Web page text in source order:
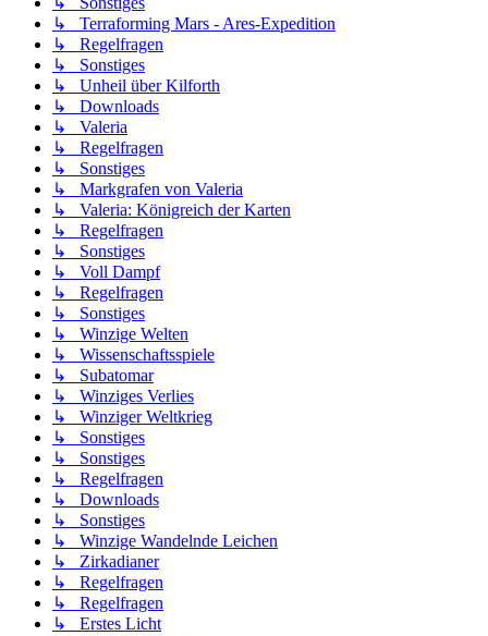
↳ Terraforming Mars - Ares-Expedition
↳ Regelfragen
↳ Sonstiges
↳ Unheil über Kilforth
↳ Downloads
↳ Valeria
↳ Regelfragen
↳ Sonstiges
↳ Markgrafen von Valeria
↳ Valeria: Königreich der Karten
↳ Regelfragen
↳ Sonstiges
↳ Voll Dampf
↳ Regelfragen
↳ Sonstiges
↳ Winzige Welten
↳ Wissenschaftsspiele
↳ Subatomar
↳ Winziges Verlies
↳ Winziger Weltkrieg
↳ Sonstiges
↳ Sonstiges
↳ Regelfragen
↳ Downloads
↳ Sonstiges
↳ Winzige Wandelnde Leichen
↳ Zirkadianer
↳ Regelfragen
↳ Regelfragen
↳ Erstes Licht